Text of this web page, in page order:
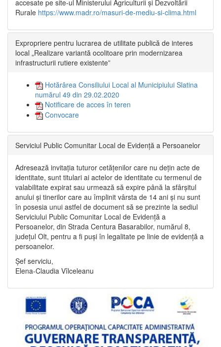
accesate pe site-ul Ministerului Agriculturii și Dezvoltării
Rurale https://www.madr.ro/masuri-de-mediu-si-clima.html
Expropriere pentru lucrarea de utilitate publică de interes
local „Realizare variantă ocolitoare prin modernizarea
infrastructurii rutiere existente”
Hotărârea Consiliului Local al Municipiului Slatina
numărul 49 din 29.02.2020
Notificare de acces în teren
Convocare
Serviciul Public Comunitar Local de Evidență a Persoanelor
Adresează invitația tuturor cetățenilor care nu dețin acte de
identitate, sunt titulari ai actelor de identitate cu termenul de
valabilitate expirat sau urmează să expire până la sfârșitul
anului și tinerilor care au împlinit vârsta de 14 ani și nu sunt
în posesia unui astfel de document să se prezinte la sediul
Serviciului Public Comunitar Local de Evidență a
Persoanelor, din Strada Centura Basarabilor, numărul 8,
județul Olt, pentru a fi puși în legalitate pe linie de evidență a
persoanelor.
Șef serviciu,
Elena-Claudia Vîlceleanu